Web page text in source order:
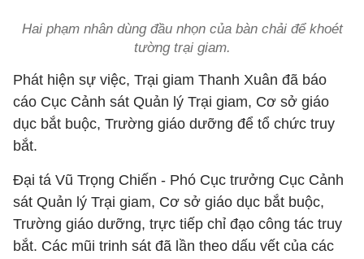
Hai phạm nhân dùng đầu nhọn của bàn chải để khoét
tường trại giam.
Phát hiện sự việc, Trại giam Thanh Xuân đã báo
cáo Cục Cảnh sát Quản lý Trại giam, Cơ sở giáo
dục bắt buộc, Trường giáo dưỡng để tổ chức truy
bắt.
Đại tá Vũ Trọng Chiến - Phó Cục trưởng Cục Cảnh
sát Quản lý Trại giam, Cơ sở giáo dục bắt buộc,
Trường giáo dưỡng, trực tiếp chỉ đạo công tác truy
bắt. Các mũi trinh sát đã lần theo dấu vết của các